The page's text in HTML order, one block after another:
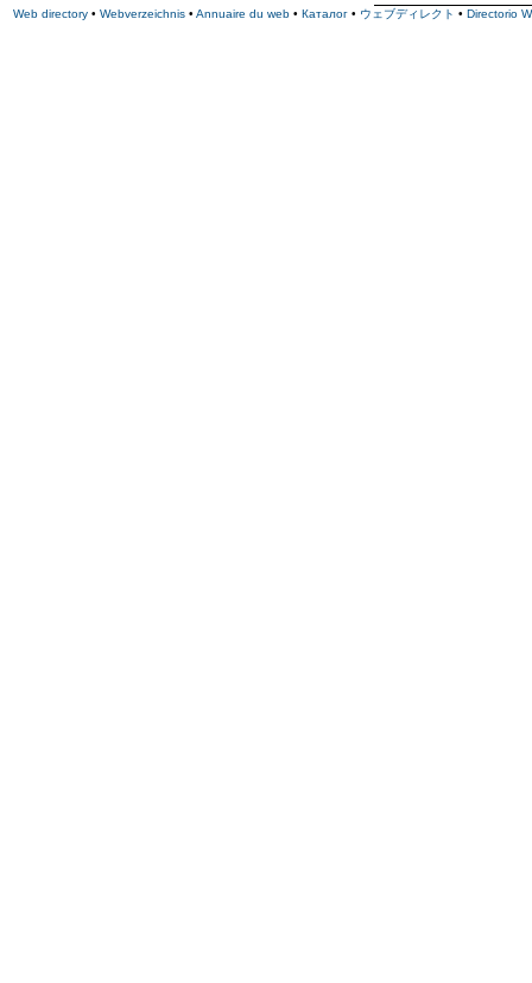
Web directory • Webverzeichnis • Annuaire du web • Каталог • ウェブディレクト • Directorio